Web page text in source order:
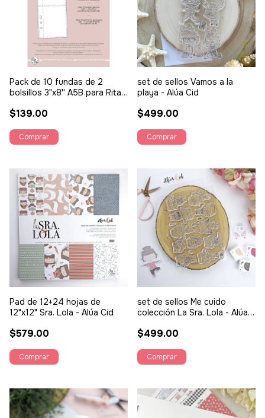
Pack de 10 fundas de 2
bolsillos 3"x8'' A5B para Rita's
$139.00
set de sellos Vamos a la
playa - Alúa Cid
$499.00
Pad de 12+24 hojas de
12"x12" Sra. Lola - Alúa Cid
$579.00
set de sellos Me cuido
colección La Sra. Lola - Alúa
$499.00